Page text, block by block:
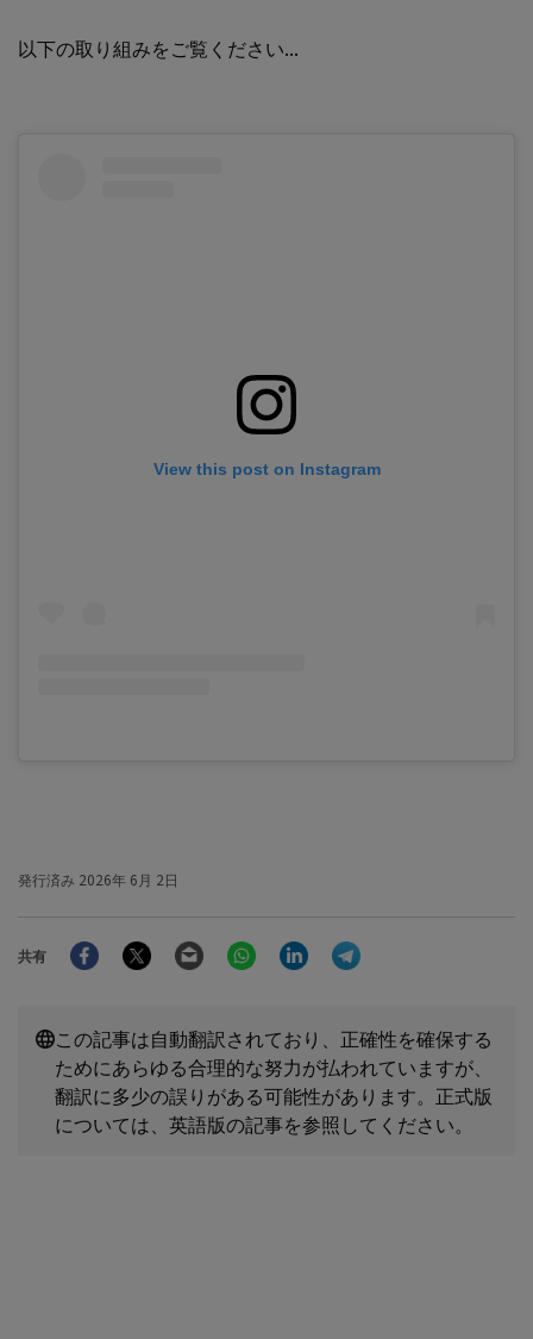
以下の取り組みをご覧ください...
View this post on Instagram
発行済み 2026年 6月 2日
共有
FacebookTwitter Email WhatsAppLinkedIn
この記事は自動翻訳されており、正確性を確保する
ためにあらゆる合理的な努力が払われていますが、
翻訳に多少の誤りがある可能性があります。正式版
については、英語版の記事を参照してください。